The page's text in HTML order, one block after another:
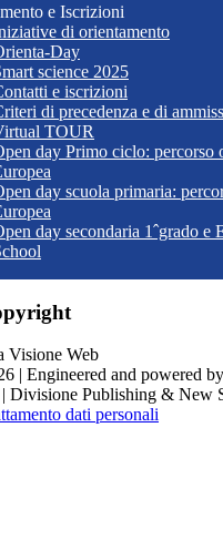
e Iscrizioni
di orientamento
Day
science 2025
e iscrizioni
di precedenza e di
TOUR
day Primo ciclo: percorso
day scuola primaria:
day secondaria 1ˆgrado e
| Engineered and powered
Divisione Publishing & New
dati personali